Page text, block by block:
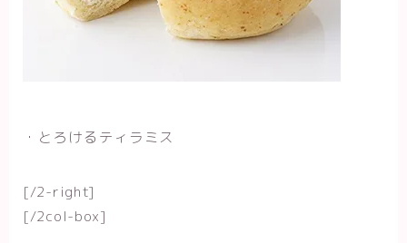
・とろけるティラミス
[/2-right]
[/2col-box]